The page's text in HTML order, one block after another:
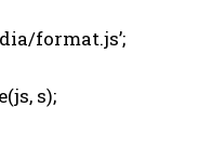
format.js’;
s);